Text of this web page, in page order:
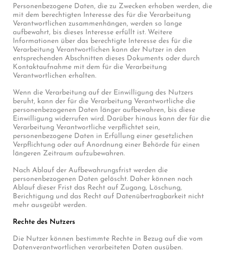
Personenbezogene Daten, die zu Zwecken erhoben werden, die
mit dem berechtigten Interesse des für die Verarbeitung
Verantwortlichen zusammenhängen, werden so lange
aufbewahrt, bis dieses Interesse erfüllt ist. Weitere
Informationen über das berechtigte Interesse des für die
Verarbeitung Verantwortlichen kann der Nutzer in den
entsprechenden Abschnitten dieses Dokuments oder durch
Kontaktaufnahme mit dem für die Verarbeitung
Verantwortlichen erhalten.
Wenn die Verarbeitung auf der Einwilligung des Nutzers
beruht, kann der für die Verarbeitung Verantwortliche die
personenbezogenen Daten länger aufbewahren, bis diese
Einwilligung widerrufen wird. Darüber hinaus kann der für die
Verarbeitung Verantwortliche verpflichtet sein,
personenbezogene Daten in Erfüllung einer gesetzlichen
Verpflichtung oder auf Anordnung einer Behörde für einen
längeren Zeitraum aufzubewahren.
Nach Ablauf der Aufbewahrungsfrist werden die
personenbezogenen Daten gelöscht. Daher können nach
Ablauf dieser Frist das Recht auf Zugang, Löschung,
Berichtigung und das Recht auf Datenübertragbarkeit nicht
mehr ausgeübt werden.
Rechte des Nutzers
Die Nutzer können bestimmte Rechte in Bezug auf die vom
Datenverantwortlichen verarbeiteten Daten ausüben.